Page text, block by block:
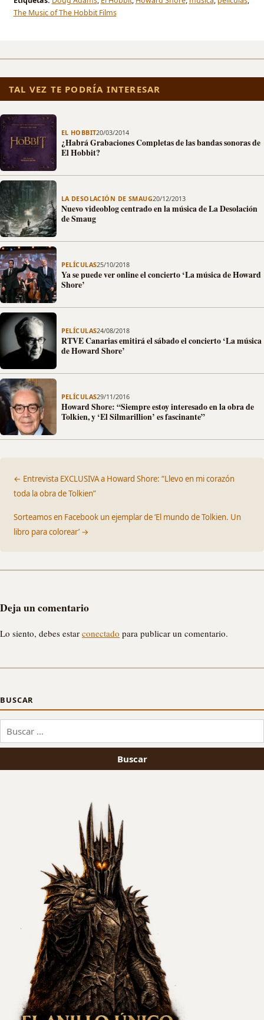
The Music of The Hobbit Films
TAL VEZ TE PODRÍA INTERESAR
EL HOBBIT20/03/2014
¿Habrá Grabaciones Completas de las bandas sonoras de
El Hobbit?
LA DESOLACIÓN DE SMAUG20/12/2013
Nuevo videoblog centrado en la música de La Desolación
de Smaug
PELÍCULAS25/10/2018
Ya se puede ver online el concierto ‘La música de Howard
Shore’
PELÍCULAS24/08/2018
RTVE Canarias emitirá el sábado el concierto ‘La música
de Howard Shore’
PELÍCULAS29/11/2016
Howard Shore: “Siempre estoy interesado en la obra de
Tolkien, y ‘El Silmarillion’ es fascinante”
← Entrevista EXCLUSIVA a Howard Shore: “Llevo en mi corazón
toda la obra de Tolkien”
Sorteamos en Facebook un ejemplar de ‘El mundo de Tolkien. Un
libro para colorear’ →
Deja un comentario
Lo siento, debes estar conectado para publicar un comentario.
BUSCAR
Buscar: